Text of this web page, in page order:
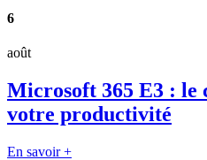
6
août
Microsoft 365 E3 : le
votre productivité
En savoir +